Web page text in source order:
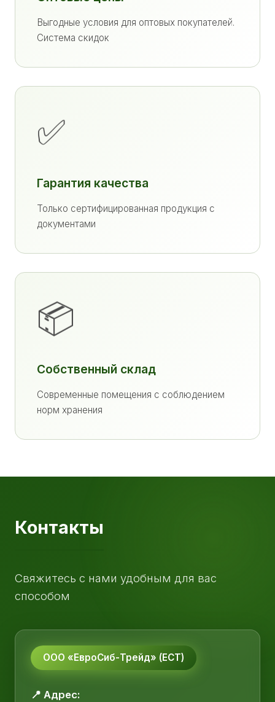
Выгодные условия для оптовых покупателей.
Система скидок
✅
Гарантия качества
Только сертифицированная продукция с
документами
📦
Собственный склад
Современные помещения с соблюдением
норм хранения
Контакты
Свяжитесь с нами удобным для вас
способом
ООО «ЕвроСиб-Трейд» (ЕСТ)
📍 Адрес: